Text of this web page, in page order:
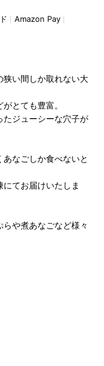
Amazon Pay
狭い間しか取れない大
とても豊富。
たジューシーな穴子が
なごしか食べないと
てお届けいたしま
や煮あなごなど様々